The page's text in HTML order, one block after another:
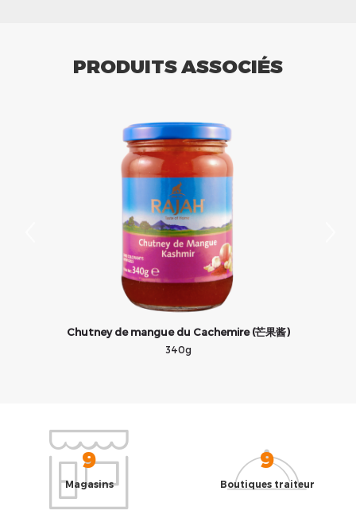
PRODUITS ASSOCIÉS
Chutney de mangue du Cachemire (芒果酱)
340g
9
Magasins
9
Boutiques traiteur